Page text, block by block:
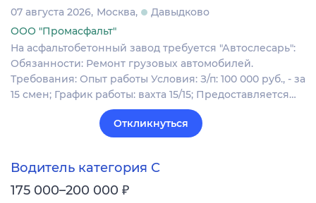
07 августа 2026 Москва
Давыдково
ООО "Промасфальт"
На асфальтобетонный завод требуется "Автослесарь":
Обязанности: Ремонт грузовых автомобилей.
Требования: Опыт работы Условия: З/п: 100 000 руб., - за
15 смен; График работы: вахта 15/15; Предоставляется…
Откликнуться
Водитель категория С
175 000–200 000 ₽